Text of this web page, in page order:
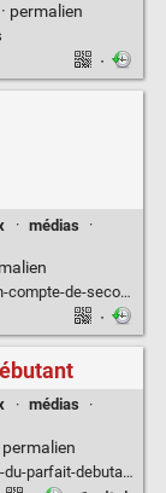
permalien
·
· médias
·
ou-tout-perdre/
·
· médias
·
permalien
debutant.html